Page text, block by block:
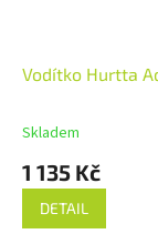
Vodítko Hurtta
Skladem
1 135 Kč
DETAIL